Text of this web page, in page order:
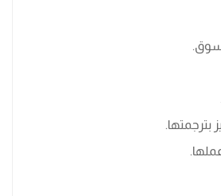
بترجمتها.